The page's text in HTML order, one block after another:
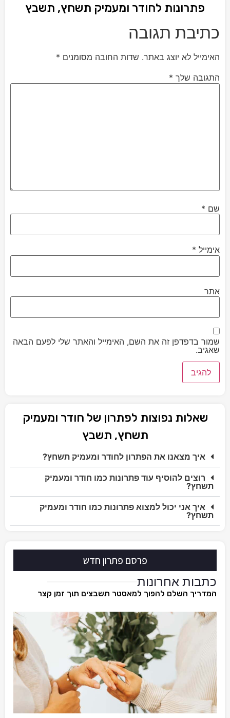
פתרונות לחודר ומעמיק תשחץ, תשבץ
כתיבת תגובה
האימייל לא יוצג באתר. שדות החובה מסומנים *
התגובה שלך *
שם *
אימייל *
אתר
שמור בדפדפן זה את השם, האימייל והאתר שלי לפעם הבאה
שאגיב.
שאלות נפוצות לפתרון של חודר ומעמיק
תשחץ, תשבץ
איך מצאנו את הפתרון לחודר ומעמיק תשחץ?
רוצים להוסיף עוד פתרונות כמו חודר ומעמיק
תשחץ?
איך אני יכול למצוא פתרונות כמו חודר ומעמיק
תשחץ?
פרסם פתרון חדש
כתבות אחרונות
המדריך השלם להפוך למאסטר תשבצים תוך זמן קצר